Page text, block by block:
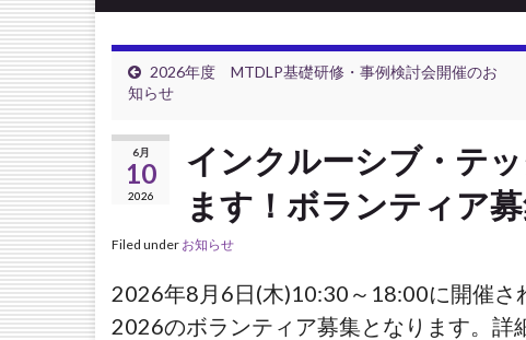
2026年度 MTDLP基礎研修・事例検討会開催のお
知らせ
6月
10
2026
インクルーシブ・テ
ます！ボランティア
Filed under お知らせ
2026年8月6日(木)10:30～18:00に開催さ
2026のボランティア募集となります。詳